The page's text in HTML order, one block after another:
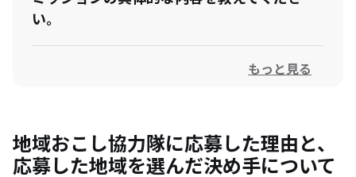
い。
現役時代に印象に残っている出来事や成功
活動中に直面した課題や、それをどのよう
に乗り越えたかを教えてください。
もっと見る
地域おこし協力隊に応募した理由と、
応募した地域を選んだ決め手について